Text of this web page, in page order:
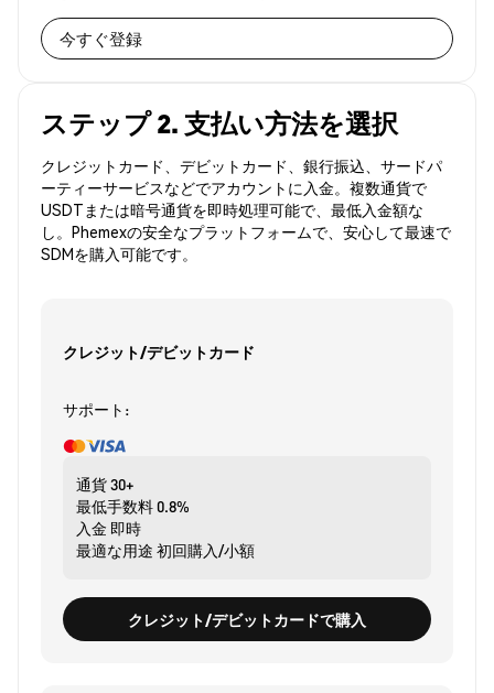
今すぐ登録
ステップ 2. 支払い方法を選択
クレジットカード、デビットカード、銀行振込、サードパ
ーティーサービスなどでアカウントに入金。複数通貨で
USDTまたは暗号通貨を即時処理可能で、最低入金額な
し。Phemexの安全なプラットフォームで、安心して最速で
SDMを購入可能です。
クレジット/デビットカード
サポート:
通貨30+
最低手数料0.8%
入金 即時
最適な用途 初回購入/小額
クレジット/デビットカードで購入